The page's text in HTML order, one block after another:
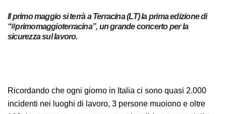
Il primo maggio si terrà a Terracina (LT) la prima edizione di
“#primomaggioterracina”, un grande concerto per la
sicurezza sul lavoro.
Ricordando che ogni giorno in Italia ci sono quasi 2.000
incidenti nei luoghi di lavoro, 3 persone muoiono e